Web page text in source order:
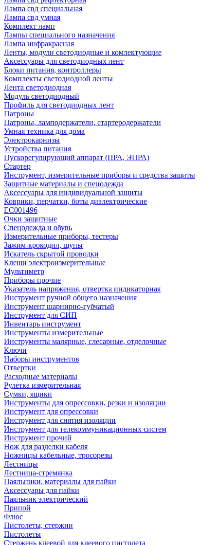
Лампа свд специальная
Лампа свд умная
Комплект ламп
Лампы специального назначения
Лампа инфракрасная
Ленты, модули светодиодные и комлектующие
Аксессуары для светодиодных лент
Блоки питания, контроллеры
Комплекты светодиодной ленты
Лента светодиодная
Модуль светодиодный
Профиль для светодиодных лент
Патроны
Патроны, ламподержатели, стартеродержатели
Умная техника для дома
Электрокарнизы
Устройства питания
Пускорегулирующий аппарат (ПРА, ЭПРА)
Стартер
Инструмент, измерительные приборы и средства защиты
Защитные материалы и спецодежда
Аксессуары для индивидуальной защиты
Коврики, перчатки, боты диэлектрические
EC001496
Очки защитные
Спецодежда и обувь
Измерительные приборы, тестеры
Зажим-крокодил, щупы
Искатель скрытой проводки
Клещи электроизмерительные
Мультиметр
Приборы прочие
Указатель напряжения, отвертка индикаторная
Инструмент ручной общего назначения
Инструмент шарнирно-губчатый
Инструмент для СИП
Инвентарь инструмент
Инструменты измерительные
Инструменты малярные, слесарные, отделочные
Ключи
Наборы инструментов
Отвертки
Расходные материалы
Рулетка измерительная
Сумки, ящики
Инструменты для опрессовки, резки и изоляции
Инструмент для опрессовки
Инструмент для снятия изоляции
Инструмент для телекоммуникационных систем
Инструмент прочий
Нож для разделки кабеля
Ножницы кабельные, тросорезы
Лестницы
Лестница-стремянка
Паяльники, материалы для пайки
Аксессуары для пайки
Паяльник электрический
Припой
Флюс
Пистолеты, стержни
Пистолеты
Стержень клеевой для клеевого пистолета